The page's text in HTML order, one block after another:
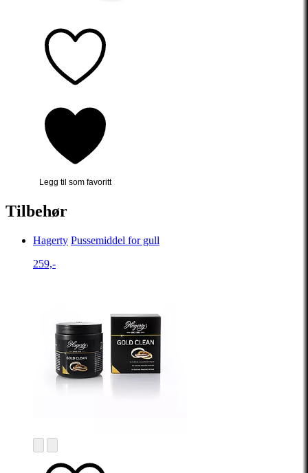
Legg til som favoritt
Tilbehør
Hagerty Pussemiddel for gull
259,-